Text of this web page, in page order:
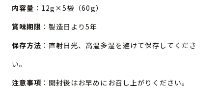
内容量 ：12g×5袋（60g）
賞味期限 ：製造日より5年
保存方法 ：直射日光、高温多湿を避けて保存してくださ
い。
注意事項 ：開封後はお早めにお召し上がりください。